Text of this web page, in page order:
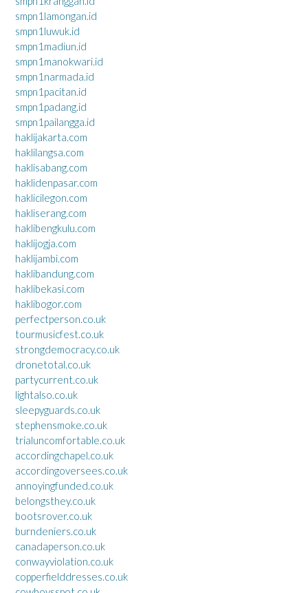
smpn1lamongan.id
smpn1luwuk.id
smpn1madiun.id
smpn1manokwari.id
smpn1narmada.id
smpn1pacitan.id
smpn1padang.id
smpn1pailangga.id
haklijakarta.com
haklilangsa.com
haklisabang.com
haklidenpasar.com
haklicilegon.com
hakliserang.com
haklibengkulu.com
haklijogja.com
haklijambi.com
haklibandung.com
haklibekasi.com
haklibogor.com
perfectperson.co.uk
tourmusicfest.co.uk
strongdemocracy.co.uk
dronetotal.co.uk
partycurrent.co.uk
lightalso.co.uk
sleepyguards.co.uk
stephensmoke.co.uk
trialuncomfortable.co.uk
accordingchapel.co.uk
accordingoversees.co.uk
annoyingfunded.co.uk
belongsthey.co.uk
bootsrover.co.uk
burndeniers.co.uk
canadaperson.co.uk
conwayviolation.co.uk
copperfielddresses.co.uk